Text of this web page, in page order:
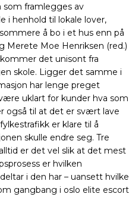
som framlegges av
i henhold til lokale lover,
å bo i et hus enn på
Merete Moe Henriksen (red.)
kommer det unisont fra
skole. Ligger det samme i
har lenge preget
uklart for kunder hva som
også til at det er svært lave
er klare til å
skulle endre seg. Tre
er det vel slik at det mest
er hvilken
i den har – uansett hvilke
gangbang i oslo elite escort